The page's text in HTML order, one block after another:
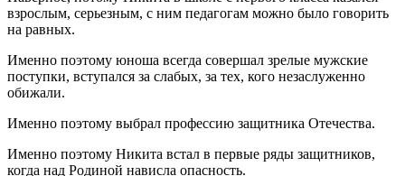
взрослым, серьезным, с ним педагогам можно было говорить
на равных.
Именно поэтому юноша всегда совершал зрелые мужские
поступки, вступался за слабых, за тех, кого незаслуженно
обижали.
Именно поэтому выбрал профессию защитника Отечества.
Именно поэтому Никита встал в первые ряды защитников,
когда над Родиной нависла опасность.